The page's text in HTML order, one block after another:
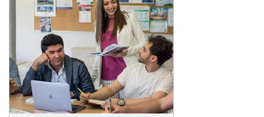
Университеты России
Выбрать университет